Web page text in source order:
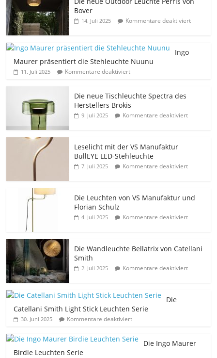
Bover
14. Juli 2025 Kommentare deaktiviert
Ingo
Maurer präsentiert die Stehleuchte Nuunu
11. Juli 2025 Kommentare deaktiviert
Die neue Tischleuchte Spectra des
Herstellers Brokis
9. Juli 2025 Kommentare deaktiviert
Leselicht mit der VS Manufaktur
BullEYE LED-Stehleuchte
7. Juli 2025 Kommentare deaktiviert
Die Leuchten von VS Manufaktur und
Florian Schulz
4. Juli 2025 Kommentare deaktiviert
Die Wandleuchte Bellatrix von Catellani
Smith
2. Juli 2025 Kommentare deaktiviert
Die
Catellani Smith Light Stick Leuchten Serie
30. Juni 2025 Kommentare deaktiviert
Die Ingo Maurer
Birdie Leuchten Serie